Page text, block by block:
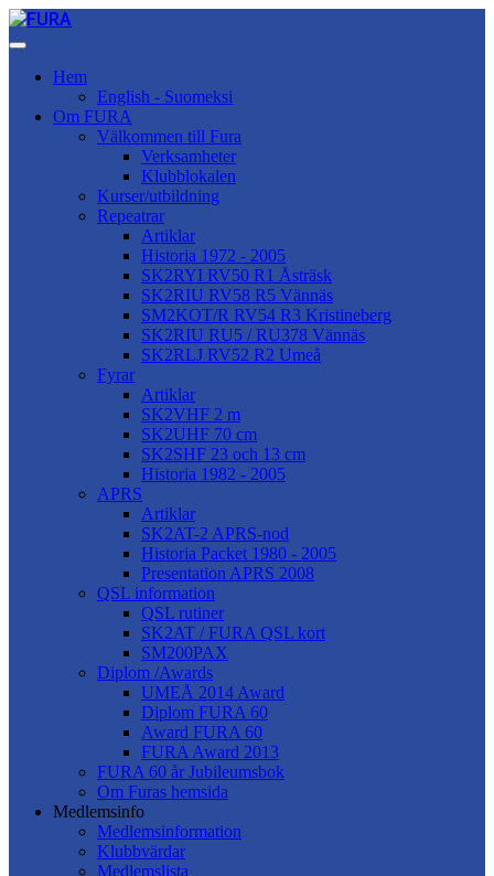
Hem
English - Suomeksi
Om FURA
Välkommen till Fura
Verksamheter
Klubblokalen
Kurser/utbildning
Repeatrar
Artiklar
Historia 1972 - 2005
SK2RYI RV50 R1 Åsträsk
SK2RIU RV58 R5 Vännäs
SM2KOT/R RV54 R3 Kristineberg
SK2RIU RU5 / RU378 Vännäs
SK2RLJ RV52 R2 Umeå
Fyrar
Artiklar
SK2VHF 2 m
SK2UHF 70 cm
SK2SHF 23 och 13 cm
Historia 1982 - 2005
APRS
Artiklar
SK2AT-2 APRS-nod
Historia Packet 1980 - 2005
Presentation APRS 2008
QSL information
QSL rutiner
SK2AT / FURA QSL kort
SM200PAX
Diplom /Awards
UMEÅ 2014 Award
Diplom FURA 60
Award FURA 60
FURA Award 2013
FURA 60 år Jubileumsbok
Om Furas hemsida
Medlemsinfo
Medlemsinformation
Klubbvärdar
Medlemslista